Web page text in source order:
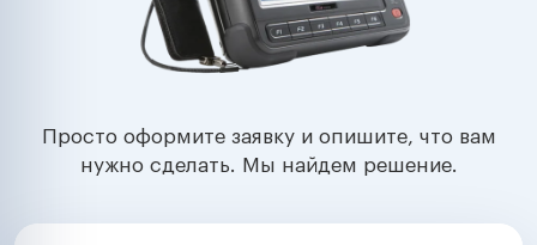
Просто оформите заявку и опишите, что вам
нужно сделать. Мы найдем решение.